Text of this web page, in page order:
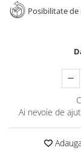
Posibilitate de
Ai nevoie de